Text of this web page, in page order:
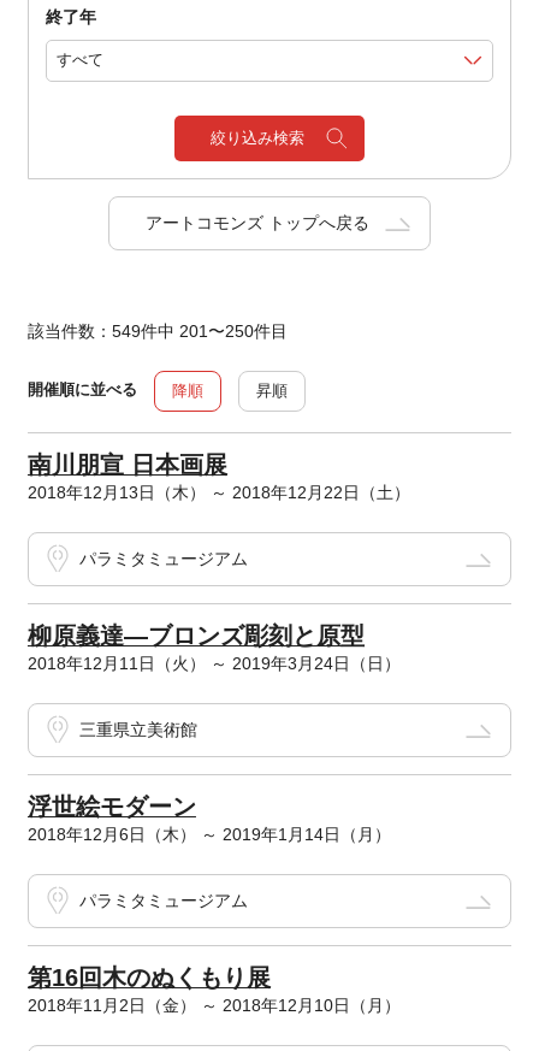
終了年
絞り込み検索
アートコモンズ トップへ戻る
該当件数：549件中 201〜250件目
開催順に並べる 降順 昇順
南川朋宣 日本画展
2018年12月13日（木） ～ 2018年12月22日（土）
パラミタミュージアム
柳原義達―ブロンズ彫刻と原型
2018年12月11日（火） ～ 2019年3月24日（日）
三重県立美術館
浮世絵モダーン
2018年12月6日（木） ～ 2019年1月14日（月）
パラミタミュージアム
第16回木のぬくもり展
2018年11月2日（金） ～ 2018年12月10日（月）